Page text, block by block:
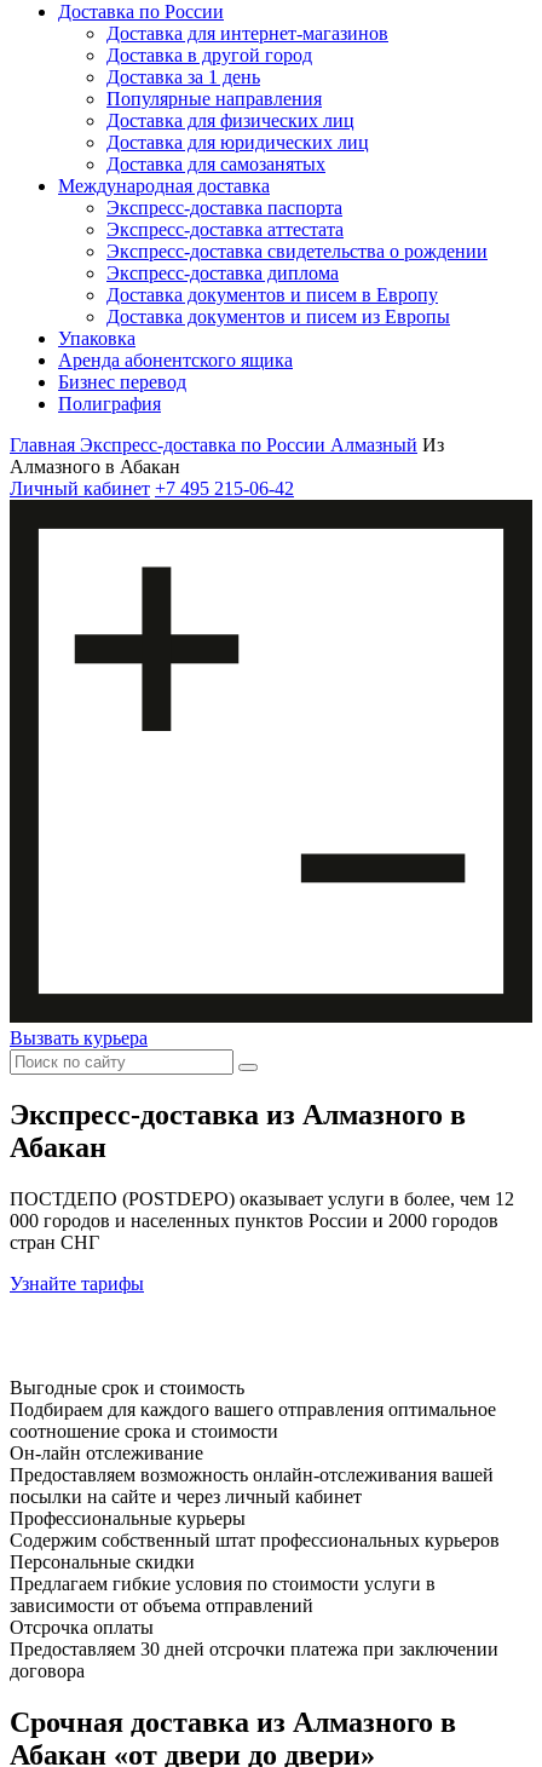
Доставка по России
Доставка для интернет-магазинов
Доставка в другой город
Доставка за 1 день
Популярные направления
Доставка для физических лиц
Доставка для юридических лиц
Доставка для самозанятых
Международная доставка
Экспресс-доставка паспорта
Экспресс-доставка аттестата
Экспресс-доставка свидетельства о рождении
Экспресс-доставка диплома
Доставка документов и писем в Европу
Доставка документов и писем из Европы
Упаковка
Аренда абонентского ящика
Бизнес перевод
Полиграфия
Главная Экспресс-доставка по России Алмазный Из
Алмазного в Абакан
Личный кабинет +7 495 215-06-42
Вызвать курьера
Экспресс-доставка из Алмазного в
Абакан
ПОСТДЕПО (POSTDEPO) оказывает услуги в более, чем 12
000 городов и населенных пунктов России и 2000 городов
стран СНГ
Узнайте тарифы
Выгодные срок и стоимость
Подбираем для каждого вашего отправления оптимальное
соотношение срока и стоимости
Он-лайн отслеживание
Предоставляем возможность онлайн-отслеживания вашей
посылки на сайте и через личный кабинет
Профессиональные курьеры
Содержим собственный штат профессиональных курьеров
Персональные скидки
Предлагаем гибкие условия по стоимости услуги в
зависимости от объема отправлений
Отсрочка оплаты
Предоставляем 30 дней отсрочки платежа при заключении
договора
Срочная доставка из Алмазного в
Абакан «от двери до двери»